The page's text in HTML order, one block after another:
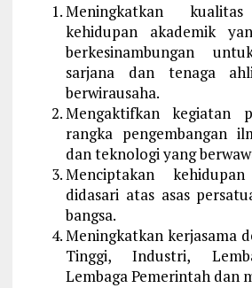
Meningkatkan
kehidupan akademik
berkesinambungan
sarjana dan tenaga
berwirausaha.
Mengaktifkan kegiatan
rangka pengembangan
dan teknologi yang
Menciptakan
didasari atas asas
bangsa.
Meningkatkan kerjasama
Tinggi, Industri,
Lembaga Pemerintah dan